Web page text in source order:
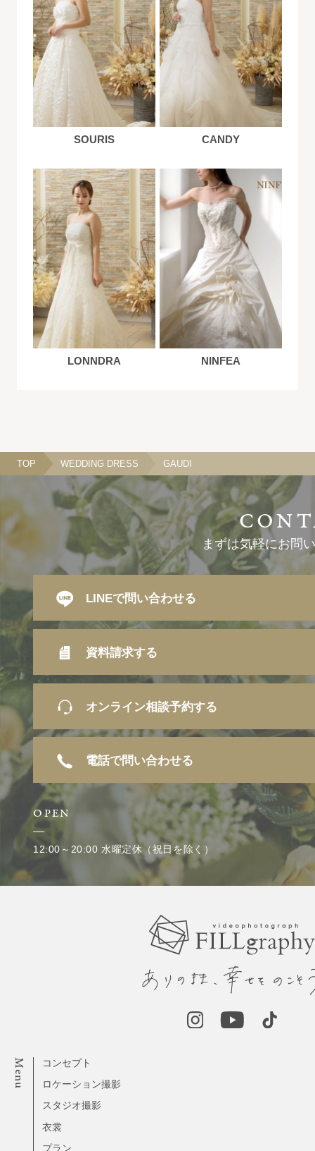
SOURIS CANDY
LONNDRA NINFEA
TOP WEDDING DRESS GAUDI
Menu
コンセプト
ロケーション撮影
スタジオ撮影
衣裳
プラン
まずは気軽にお問
LINEで問い合わせる
資料請求する
オンライン相談予約する
電話で問い合わせる
OPEN
12:00～20:00 水曜定休（祝日を除く）